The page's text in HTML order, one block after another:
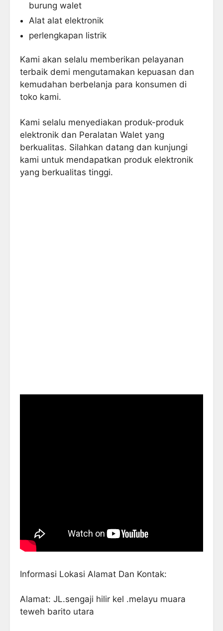
burung walet
Alat alat elektronik
perlengkapan listrik
Kami akan selalu memberikan pelayanan
terbaik demi mengutamakan kepuasan dan
kemudahan berbelanja para konsumen di
toko kami.
Kami selalu menyediakan produk-produk
elektronik dan Peralatan Walet yang
berkualitas. Silahkan datang dan kunjungi
kami untuk mendapatkan produk elektronik
yang berkualitas tinggi.
Informasi Lokasi Alamat Dan Kontak:
Alamat: JL.sengaji hilir kel .melayu muara
teweh barito utara